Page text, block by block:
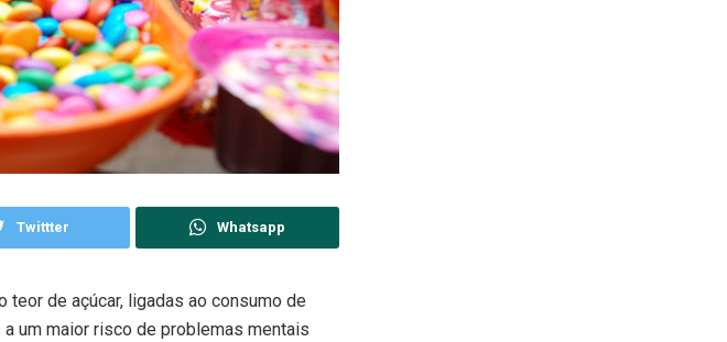
Twittter Whatsapp
de açúcar, ligadas ao consumo de
um maior risco de problemas mentais